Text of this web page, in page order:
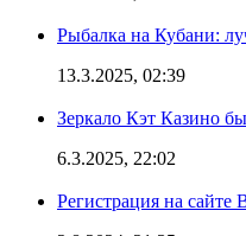
Рыбалка на Кубани:
13.3.2025, 02:39
Зеркало Кэт Казино
6.3.2025, 22:02
Регистрация на